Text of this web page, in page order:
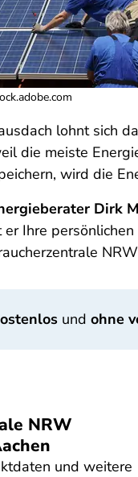
lohnt sich
die meiste
wird die
Dirk
Ihre
und ohne
NRW
und weitere